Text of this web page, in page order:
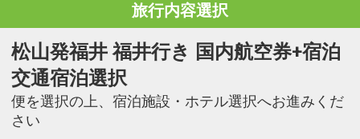
旅行内容選択
松山発福井 福井行き 国内航空券+宿泊
交通宿泊選択
便を選択の上、宿泊施設・ホテル選択へお進みくだ
さい